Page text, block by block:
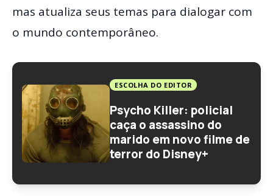
mas atualiza seus temas para dialogar com
o mundo contemporâneo.
ESCOLHA DO EDITOR
Psycho Killer: policial
caça o assassino do
marido em novo filme de
terror do Disney+